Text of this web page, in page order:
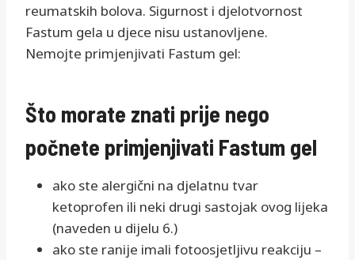
reumatskih bolova. Sigurnost i djelotvornost
Fastum gela u djece nisu ustanovljene.
Nemojte primjenjivati Fastum gel:
Što morate znati prije nego
počnete primjenjivati Fastum gel
ako ste alergični na djelatnu tvar
ketoprofen ili neki drugi sastojak ovog lijeka
(naveden u dijelu 6.)
ako ste ranije imali fotoosjetljivu reakciju –